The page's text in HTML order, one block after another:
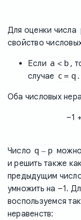
Для оценки числа
свойство
Если a < b ,
случае c = q .
Оба числовых
–1
Число q – p
и решить также
предыдущим
умножить на –1.
воспользуемся
неравенств: